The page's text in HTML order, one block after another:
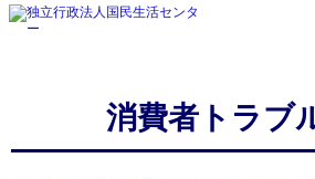
消費者トラブ